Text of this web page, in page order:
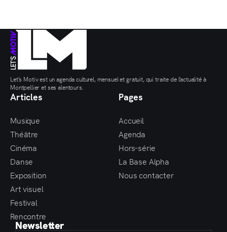
Let’s Motiv est un agenda culturel, mensuel et gratuit, qui traite de l’actualité à
Montpellier et ses alentours.
Articles
Musique
Théâtre
Cinéma
Danse
Exposition
Art visuel
Festival
Rencontre
Pages
Accueil
Agenda
Hors-série
La Base Alpha
Nous contacter
Newsletter